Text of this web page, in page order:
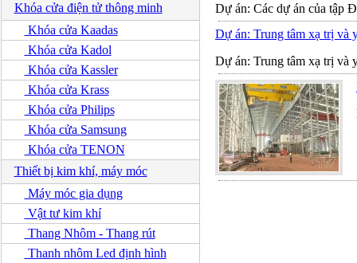
Khóa cửa điện tử thông minh
Khóa cửa Kaadas
Khóa cửa Kadol
Khóa cửa Kassler
Khóa cửa Krass
Khóa cửa Philips
Khóa cửa Samsung
Khóa cửa TENON
Thiết bị kim khí, máy móc
Máy móc gia dụng
Vật tư kim khí
Thang Nhôm - Thang rút
Thanh nhôm Led định hình
Dự án: Các dự án của
Dự án: Trung tâm xạ trị và
Dự án: Trung tâm xạ trị và